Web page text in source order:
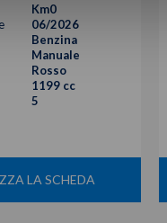
Km0
06/2026
Benzina
Manuale
Rosso
1199 cc
5
LA SCHEDA